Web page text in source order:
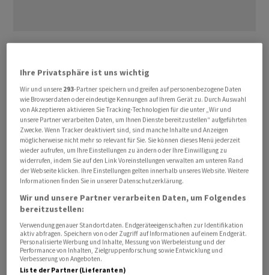
Bisher sind zwei deutsche Start-ups unter grossem
medialen Interesse bei der Entwicklung von
Elektroflugzeugen in finanzielle Schwierigkeiten
geraten, beziehungsweise hatten Insolvenz anmelden
müssen: Volocopter und Lilium. Volocopter wurde mit
stark geschrumpfter Belegschaft von einem
chinesischen Käufer übernommen, Lilium ging unter,
die Technologie wurde an ein US-Unternehmen
verkauft.
Luftrettung als Partner an Bord
ERC System hat den Luft- und Raumfahrtdienstleister
Ihre Privatsphäre ist uns wichtig
Wir und unsere 293-Partner speichern und greifen auf personenbezogene Daten
wie Browserdaten oder eindeutige Kennungen auf Ihrem Gerät zu. Durch Auswahl
von Akzeptieren aktivieren Sie Tracking-Technologien für die unter „Wir und
unsere Partner verarbeiten Daten, um Ihnen Dienste bereitzustellen“ aufgeführten
Zwecke. Wenn Tracker deaktiviert sind, sind manche Inhalte und Anzeigen
möglicherweise nicht mehr so relevant für Sie. Sie können dieses Menü jederzeit
wieder aufrufen, um Ihre Einstellungen zu ändern oder Ihre Einwilligung zu
widerrufen, indem Sie auf den Link Voreinstellungen verwalten am unteren Rand
der Webseite klicken. Ihre Einstellungen gelten innerhalb unseres Website. Weitere
Informationen finden Sie in unserer Datenschutzerklärung.
Wir und unsere Partner verarbeiten Daten, um Folgendes
bereitzustellen:
Verwendung genauer Standortdaten. Endgeräteeigenschaften zur Identifikation
aktiv abfragen. Speichern von oder Zugriff auf Informationen auf einem Endgerät.
Personalisierte Werbung und Inhalte, Messung von Werbeleistung und der
Performance von Inhalten, Zielgruppenforschung sowie Entwicklung und
Verbesserung von Angeboten.
Liste der Partner (Lieferanten)